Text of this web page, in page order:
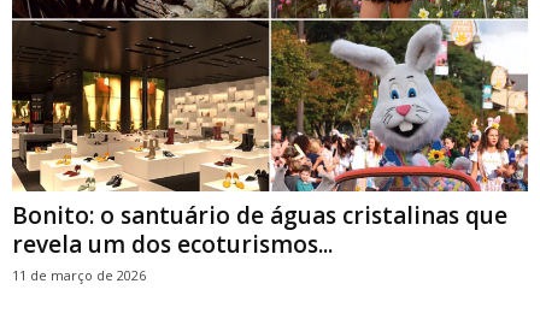
Bonito: o santuário de águas cristalinas que
revela um dos ecoturismos...
11 de março de 2026